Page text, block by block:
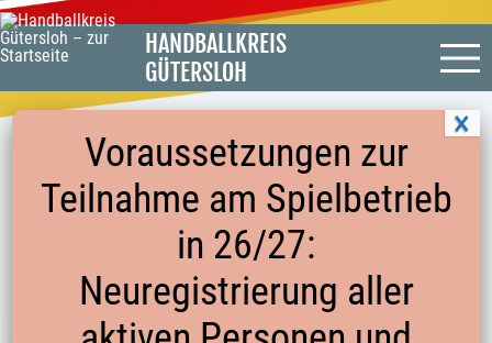
HANDBALLKREIS
GÜTERSLOH
MELDEBOGEN FÜR SCHIEDSRICHTER
FÜR DIE SERIE 2022/2023
Voraussetzungen zur
Teilnahme am Spielbetrieb
in 26/27:
Neuregistrierung aller